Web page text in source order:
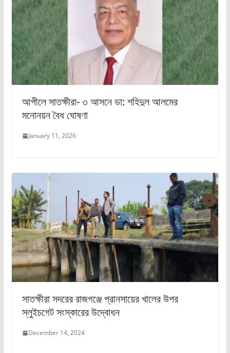
আপীলে সাতক্ষীরা- ৩ আসনে ডা: শহিদুল আলমের
মনোনয়ন বৈধ ঘোষণা
January 11, 2026
সাতক্ষীরা সদরের রাজগঞ্জে প্রানসায়ের খালের উপর
স্লুইচগেট সংস্কারের উদ্বোধন
December 14, 2024